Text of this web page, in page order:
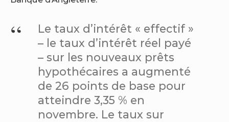
Le taux d’intérêt « effectif »
– le taux d’intérêt réel payé
– sur les nouveaux prêts
hypothécaires a augmenté
de 26 points de base pour
atteindre 3,35 % en
novembre. Le taux sur